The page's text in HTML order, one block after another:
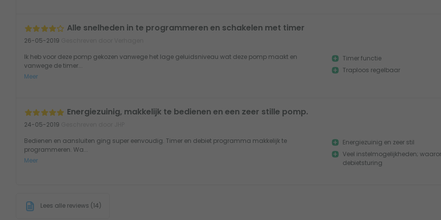
Alle snelheden in te programmeren en schakelen met timer
26-05-2019
Ik heb voor deze pomp gekozen vanwege het lage geluidsniveau wat deze pomp maakt en
vanwege de timer...
Meer
Timer functie
Traploos regelbaar
Energiezuinig, makkelijk te bedienen en een zeer stille pomp.
24-05-2019
Bedienen en aansluiten ging super eenvoudig. Timer en debiet programma makkelijk te
programmeren. Wa...
Meer
Energiezuinig en zeer stil
Veel instelmogelijkheden;
debietsturing
Lees alle reviews (14)